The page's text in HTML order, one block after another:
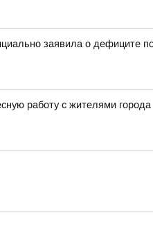
заявила о дефиците
работу с жителями города